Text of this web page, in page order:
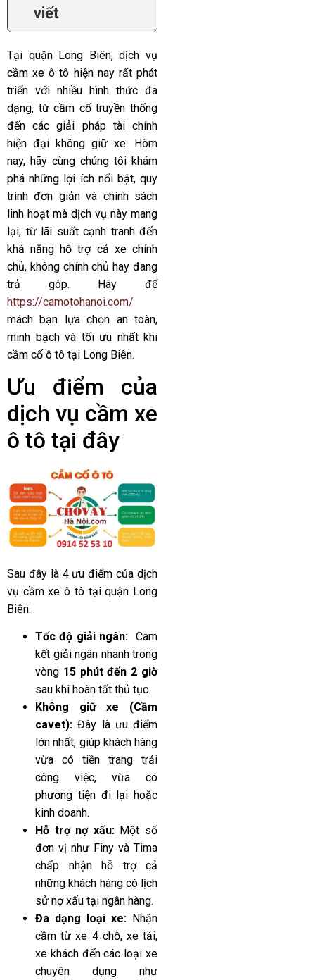
viết
Tại quận Long Biên, dịch vụ
cầm xe ô tô hiện nay rất phát
triển với nhiều hình thức đa
dạng, từ cầm cố truyền thống
đến các giải pháp tài chính
hiện đại không giữ xe. Hôm
nay, hãy cùng chúng tôi khám
phá những lợi ích nổi bật, quy
trình đơn giản và chính sách
linh hoạt mà dịch vụ này mang
lại, từ lãi suất cạnh tranh đến
khả năng hỗ trợ cả xe chính
chủ, không chính chủ hay đang
trả góp. Hãy để
https://camotohanoi.com/
mách bạn lựa chọn an toàn,
minh bạch và tối ưu nhất khi
cầm cố ô tô tại Long Biên.
Ưu điểm của
dịch vụ cầm xe
ô tô tại đây
Sau đây là 4 ưu điểm của dịch
vụ cầm xe ô tô tại quận Long
Biên:
Tốc độ giải ngân: Cam
kết giải ngân nhanh trong
vòng 15 phút đến 2 giờ
sau khi hoàn tất thủ tục.
Không giữ xe (Cầm
cavet): Đây là ưu điểm
lớn nhất, giúp khách hàng
vừa có tiền trang trải
công việc, vừa có
phương tiện đi lại hoặc
kinh doanh.
Hỗ trợ nợ xấu:Một số
đơn vị như Finy và Tima
chấp nhận hỗ trợ cả
những khách hàng có lịch
sử nợ xấu tại ngân hàng.
Đa dạng loại xe: Nhận
cầm từ xe 4 chỗ, xe tải,
xe khách đến các loại xe
chuyên dụng như